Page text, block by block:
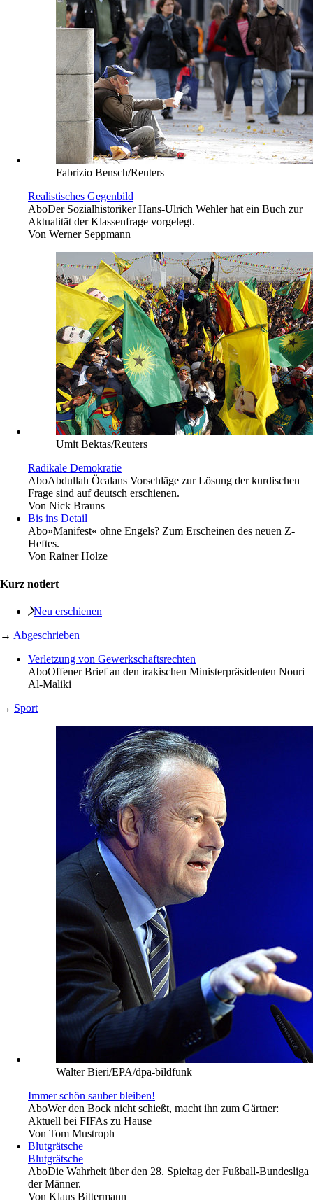
Fabrizio Bensch/Reuters
Realistisches Gegenbild
AboDer Sozialhistoriker Hans-Ulrich Wehler hat ein Buch zur
Aktualität der Klassenfrage vorgelegt.
Von Werner Seppmann
Umit Bektas/Reuters
Radikale Demokratie
AboAbdullah Öcalans Vorschläge zur Lösung der kurdischen
Frage sind auf deutsch erschienen.
Von Nick Brauns
Bis ins Detail
Abo»Manifest« ohne Engels? Zum Erscheinen des neuen Z-
Heftes.
Von Rainer Holze
Kurz notiert
Neu erschienen
→ Abgeschrieben
Verletzung von Gewerkschaftsrechten
AboOffener Brief an den irakischen Ministerpräsidenten Nouri
Al-Maliki
→ Sport
Walter Bieri/EPA/dpa-bildfunk
Immer schön sauber bleiben!
AboWer den Bock nicht schießt, macht ihn zum Gärtner:
Aktuell bei FIFAs zu Hause
Von Tom Mustroph
Blutgrätsche
Blutgrätsche
AboDie Wahrheit über den 28. Spieltag der Fußball-Bundesliga
der Männer.
Von Klaus Bittermann